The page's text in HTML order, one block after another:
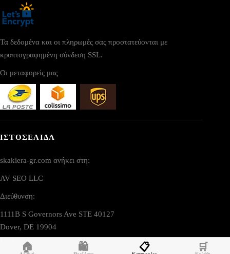
Τα δεδομένα και οι πληρωμές σας προστατεύονται με
κρυπτογραφημένη σύνδεση SSL.
Οι μεταφορείς μας
ΙΣΤΟΣΕΛΙΔΑ
skakiera-gr.com ανήκει στη:
AV SEO LLC
Διεύθυνση:
1111B S Governors Ave STE 40127
Dover, DE 19904
USA
🏠 🛍️ 📋 🛒